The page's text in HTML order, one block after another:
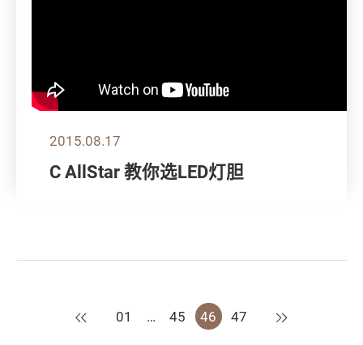
2015.08.17
C AllStar 教你选LED灯胆
上一页
01 … 45 46 47 下一页